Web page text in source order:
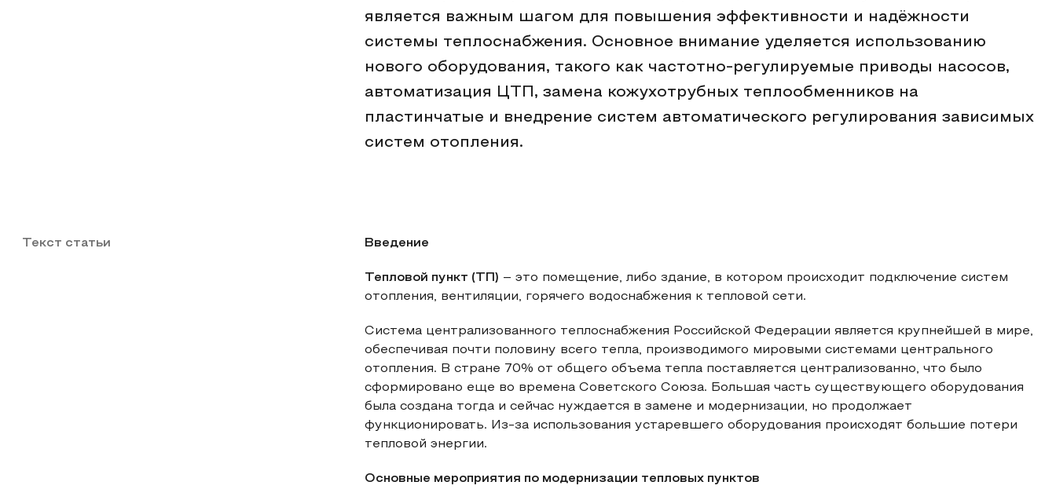
является важным шагом для повышения эффективности и надёжности
системы теплоснабжения. Основное внимание уделяется использованию
нового оборудования, такого как частотно-регулируемые приводы насосов,
автоматизация ЦТП, замена кожухотрубных теплообменников на
пластинчатые и внедрение систем автоматического регулирования зависимых
систем отопления.
Текст статьи Введение
Тепловой пункт (ТП) – это помещение, либо здание, в котором происходит подключение систем
отопления, вентиляции, горячего водоснабжения к тепловой сети.
Система централизованного теплоснабжения Российской Федерации является крупнейшей в мире,
обеспечивая почти половину всего тепла, производимого мировыми системами центрального
отопления. В стране 70% от общего объема тепла поставляется централизованно, что было
сформировано еще во времена Советского Союза. Большая часть существующего оборудования
была создана тогда и сейчас нуждается в замене и модернизации, но продолжает
функционировать. Из-за использования устаревшего оборудования происходят большие потери
тепловой энергии.
Основные мероприятия по модернизации тепловых пунктов